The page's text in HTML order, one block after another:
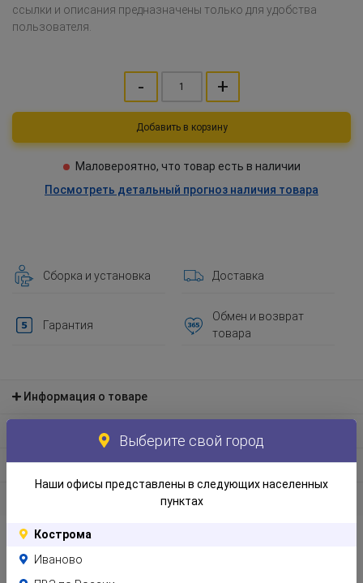
ссылки и описания предназначены только для удобства
пользователя.
- +
Добавить в корзину
Маловероятно, что товар есть в наличии
Посмотреть детальный прогноз наличия товара
Сборка и установка Доставка
Гарантия
Обмен и возврат
товара
Информация о товаре
Материал и экологическая информация
Информация по упаковке
Выберите свой город
Наши офисы представлены в следующих населенных
пунктах
Кострома
Иваново